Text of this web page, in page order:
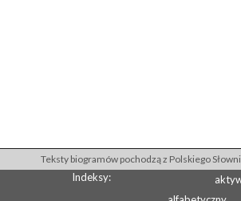
Teksty biogramów pochodzą z Polskiego
Indeksy: